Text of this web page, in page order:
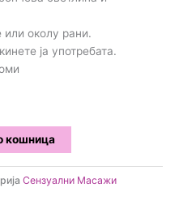
или околу рани.
ја употребата.
кошница
Сензуални Масажи